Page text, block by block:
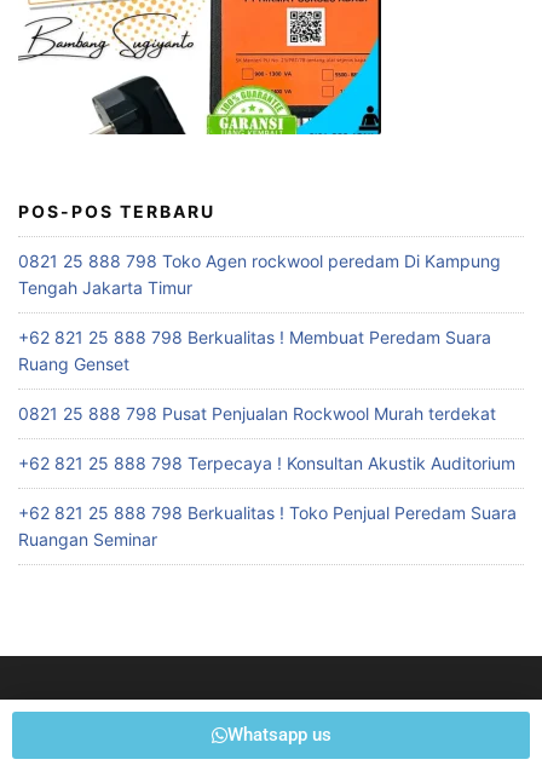
POS-POS TERBARU
0821 25 888 798 Toko Agen rockwool peredam Di Kampung
Tengah Jakarta Timur
+62 821 25 888 798 Berkualitas ! Membuat Peredam Suara
Ruang Genset
0821 25 888 798 Pusat Penjualan Rockwool Murah terdekat
+62 821 25 888 798 Terpecaya ! Konsultan Akustik Auditorium
+62 821 25 888 798 Berkualitas ! Toko Penjual Peredam Suara
Ruangan Seminar
Whatsapp us